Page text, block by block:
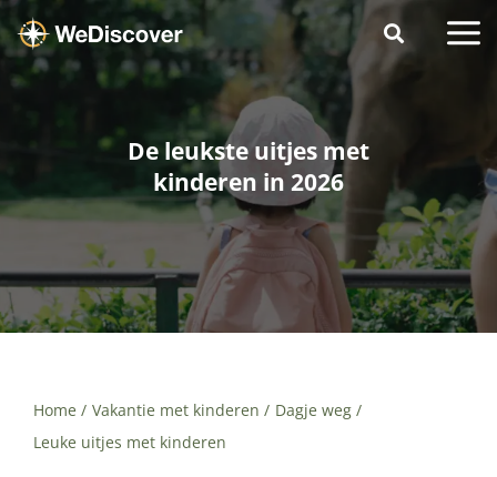
De leukste uitjes met
kinderen in 2026
Home Vakantie met kinderen
Dagje weg
Leuke uitjes met kinderen